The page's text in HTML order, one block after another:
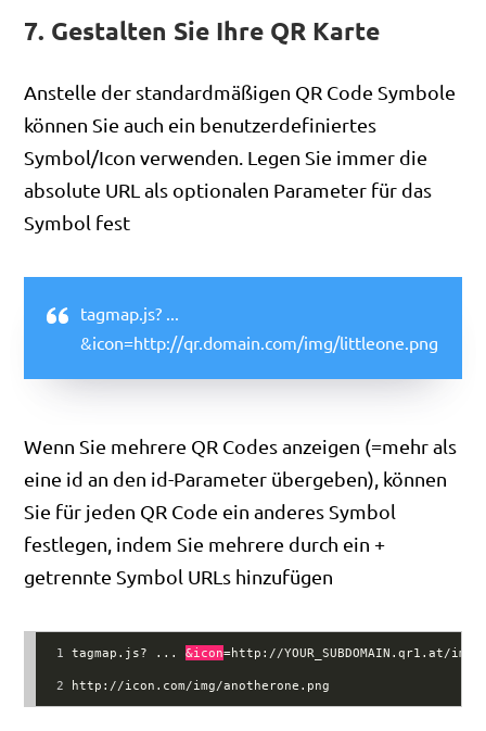
7. Gestalten Sie Ihre QR Karte
Anstelle der standardmäßigen QR Code Symbole
können Sie auch ein benutzerdefiniertes
Symbol/Icon verwenden. Legen Sie immer die
absolute URL als optionalen Parameter für das
Symbol fest
tagmap.js? ...
&icon=http://qr.domain.com/img/littleone.png
Wenn Sie mehrere QR Codes anzeigen (=mehr als
eine id an den id-Parameter übergeben), können
Sie für jeden QR Code ein anderes Symbol
festlegen, indem Sie mehrere durch ein +
getrennte Symbol URLs hinzufügen
1 tagmap.js? ... &icon=http://YOUR_SUBDOMAIN.qr1.at/
2 http://icon.com/img/anotherone.png